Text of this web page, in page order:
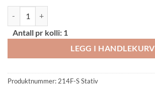
Antall pr kolli: 1
LEGG I HANDLEKURV
Produktnummer: 214F-S Stativ